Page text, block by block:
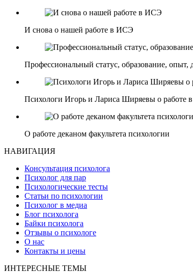
И снова о нашей работе в ИСЭ
Профессиональный статус, образование, опыт,
Психологи Игорь и Лариса Ширяевы о работе
О работе деканом факультета психологии
НАВИГАЦИЯ
Консультация психолога
Психолог для пар
Психологические тесты
Статьи по психологии
Психолог в медиа
Блог психолога
Байки психолога
Отзывы о психологе
О нас
Контакты и цены
ИНТЕРЕСНЫЕ ТЕМЫ